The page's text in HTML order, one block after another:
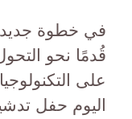
في خطوة
قُدمًا نحو
على
اليوم حفل